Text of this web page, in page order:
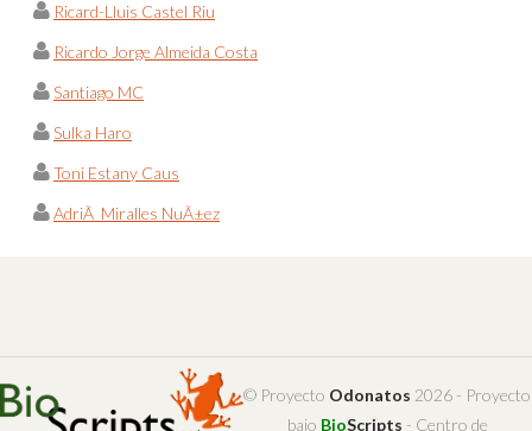
Ricard-Lluis Castel Riu
Ricardo Jorge Almeida Costa
Santiago MC
Sulka Haro
Toni Estany Caus
AdriÃ Miralles NuÃ±ez
© Proyecto Odonatos 2026 - Proyecto
bajo BioScripts - Centro de